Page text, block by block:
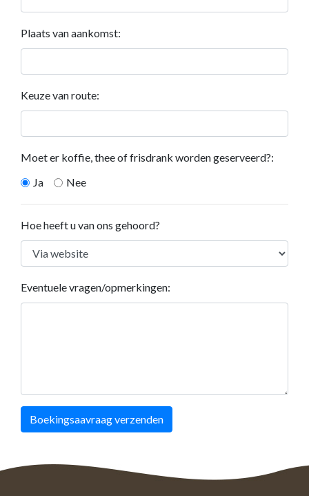
Plaats van aankomst:
Keuze van route:
Moet er koffie, thee of frisdrank worden geserveerd?:
Ja
Nee
Hoe heeft u van ons gehoord?
Eventuele vragen/opmerkingen:
Boekingsaavraag verzenden